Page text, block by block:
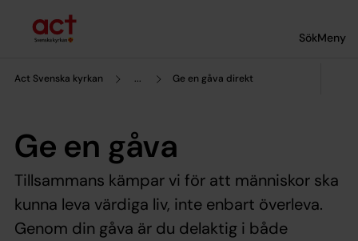
SökMeny
Act Svenska kyrkan ... Ge en gåva direkt
Ge en gåva
Tillsammans kämpar vi för att människor ska
kunna leva värdiga liv, inte enbart överleva.
Genom din gåva är du delaktig i både